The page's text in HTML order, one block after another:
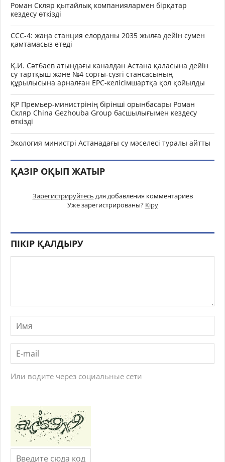
Роман Скляр қытайлық компаниялармен бірқатар
кездесу өткізді
ССС-4: жаңа станция елорданы 2035 жылға дейін сумен
қамтамасыз етеді
Қ.И. Сәтбаев атындағы каналдан Астана қаласына дейін
су тартқыш және №4 сорғы-сүзгі стансасының
құрылысына арналған EPC-келісімшартқа қол қойылды
ҚР Премьер-министрінің бірінші орынбасары Роман
Скляр China Gezhouba Group басшылығымен кездесу
өткізді
Экология министрі Астанадағы су мәселесі туралы айтты
ҚАЗІР ОҚЫП ЖАТЫР
Зарегистрируйтесь для добавления комментариев
Уже зарегистрированы? Кіру
ПІКІР ҚАЛДЫРУ
Или водите через социальные сети